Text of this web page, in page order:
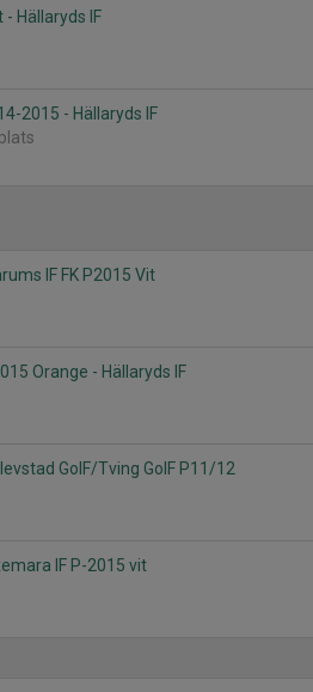
- Hällaryds IF
2015 - Hällaryds IF
IF FK P2015 Vit
Orange - Hällaryds IF
GoIF/Tving GoIF P11/12
IF P-2015 vit